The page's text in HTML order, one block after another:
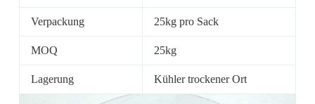
Verpackung 25kg pro Sack
MOQ 25kg
Lagerung Kühler trockener Ort